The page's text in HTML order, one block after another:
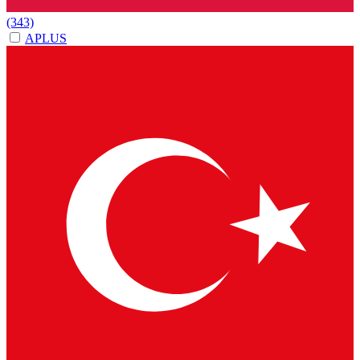
(343)
APLUS